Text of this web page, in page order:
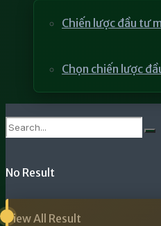
Chiến lược đầu tư
Chọn chiến lược
No Result
View All Result
Danh sách các mã cổ phiếu